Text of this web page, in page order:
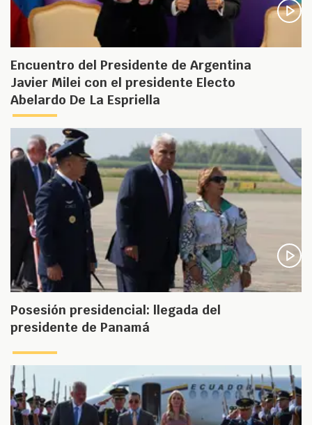
Encuentro del Presidente de Argentina
Javier Milei con el presidente Electo
Abelardo De La Espriella
Posesión presidencial: llegada del
presidente de Panamá